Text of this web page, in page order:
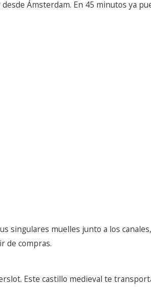
Ámsterdam. En 45 minutos ya
singulares muelles junto a los
de compras.
Este castillo medieval te